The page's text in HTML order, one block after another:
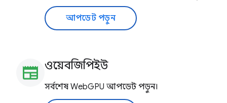
আপডেট পড়ুন
newspaper ওয়েবজিপিইউ
সর্বশেষ WebGPU আপডেট পড়ুন।